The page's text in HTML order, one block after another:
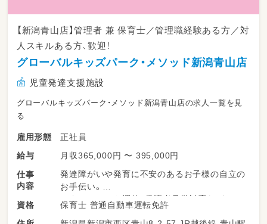
【新潟青山店】管理者 兼 保育士／管理職経験ある方／対
人スキルある方、歓迎！
グローバルキッズパーク・メソッド新潟青山店
児童発達支援施設
グローバルキッズパーク・メソッド新潟青山店の求人一覧を見
る
雇用形態
正社員
給与
月収365,000円 〜 395,000円
仕事
内容
発達障がいや発育に不安のあるお子様の自立の
お手伝い。
スタッフシフト調整、保護者見学対応など。
★店舗マネジメントをお任せします
資格
保育士 普通自動車運転免許